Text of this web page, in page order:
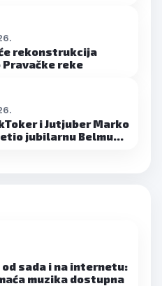
rekonstrukcija
reke
i Jutjuber Marko
jubilarnu Belmu…
sada i na internetu:
muzika dostupna